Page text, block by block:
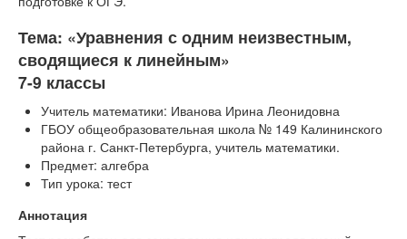
Тема: «Уравнения с одним неизвестным,
сводящиеся к линейным»
7-9 классы
Учитель математики: Иванова Ирина Леонидовна
ГБОУ общеобразовательная школа № 149 Калининского
района г. Санкт-Петербурга, учитель математики.
Предмет: алгебра
Тип урока: тест
Аннотация